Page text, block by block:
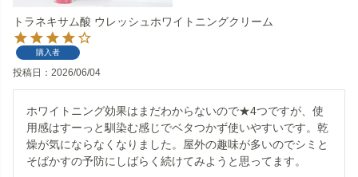
トラネキサム酸 ウレッシュホワイトニングクリーム
購入者
投稿日 2026/06/04
ホワイトニング効果はまだわからないので★4つですが、使
用感はすーっと馴染む感じでベタつかず使いやすいです。乾
燥が気にならなくなりました。屋外の趣味が多いのでシミと
そばかすの予防にしばらく続けてみようと思ってます。